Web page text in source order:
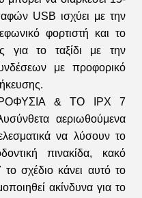
USB ισχύει με την
φορτιστή και το
για το ταξίδι με την
με προφορικό
& ΤΟ IPX 7
αεριωθούμενα
να λύσουν το
πινακίδα, κακό
σχέδιο κάνει αυτό το
ακίνδυνα για το